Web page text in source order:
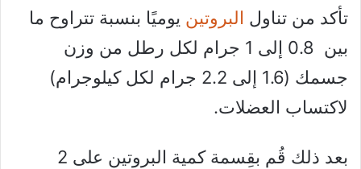
تأكد من تناول البروتين يوميًا بنسبة تتراوح ما
بين 0.8 إلى 1 جرام لكل رطل من وزن
جسمك (1.6 إلى 2.2 جرام لكل كيلوجرام)
لاكتساب العضلات.
بعد ذلك قُم بقِسمة كمية البروتين على 2